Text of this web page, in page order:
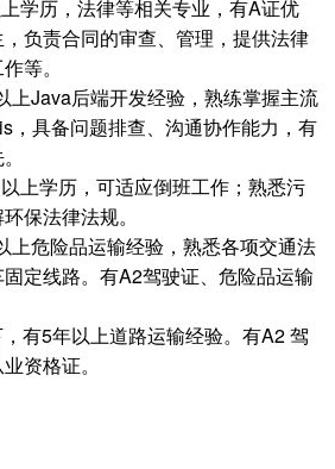
学历，法律等相关专业，有A证优
负责合同的审查、管理，提供法律
等。
上Java后端开发经验，熟练掌握主流
，具备问题排查、沟通协作能力，有
上学历，可适应倒班工作；熟悉污
保法律法规。
上危险品运输经验，熟悉各项交通法
定线路。有A2驾驶证、危险品运输
有5年以上道路运输经验。有A2 驾
资格证。